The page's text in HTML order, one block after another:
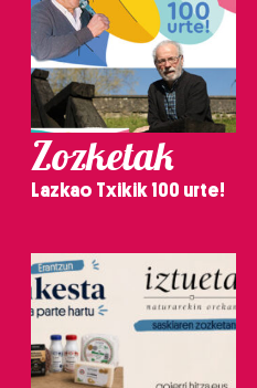
Zozketak
Lazkao Txikik 100 urte!